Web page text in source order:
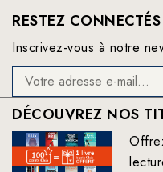
RESTEZ CONNECTÉS
Inscrivez-vous à notre
DÉCOUVREZ NOS